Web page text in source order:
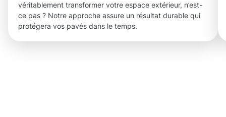
véritablement transformer votre espace extérieur, n’est-
ce pas ? Notre approche assure un résultat durable qui
protégera vos pavés dans le temps.